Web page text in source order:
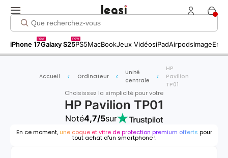
iPhone 17
new
Galaxy S25
new
PS5MacBookJeux VidéosiPadAirpodsImage
Accueil Ordinateur
Unité
centrale
HP
Pavilion
TP01
Choisissez la simplicité pour votre
HP Pavilion TP01
Noté4,7/5sur
En ce moment, une coque et vitre de protection premium offerts pour
tout achat d'un smartphone !